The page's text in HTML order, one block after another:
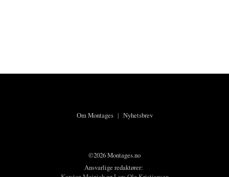
Om Montages| Nyhetsbrev
©2026 Montages.no
Ansvarlige redaktører: